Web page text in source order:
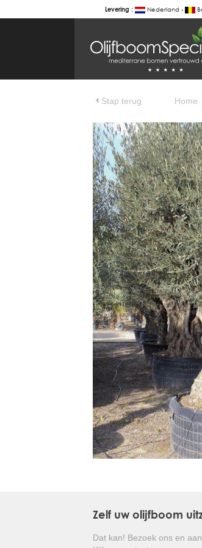
Levering : Nederland -
BOTANICALGROUP
WERKGEBIEDEN &
OLIJFBOOMSPECIALIST.NL
OLIJFBOOMSPECIALIST.BE
DRZEWAOLIWNE.PL
OLIVETREESPECIALIST.COM
Bomen
BOMEN.NL
GROENBLIJVENDEBOMEN.NL
GROENBLIJVENDEBOMEN.BE
PALMBOMENSPECIALIST.NL
IMMERGRUENEBAEUME.DE
Botanicalgroup
BOTANICALGROUP.EU
BOTANICALGROUP.DE
BOTANICALGROUP.BE
Treesafe
VORSTBESCHERMINGVOORBOMEN.NL
WINTERSCHUTZFUERBAEUME.DE
FROSTPROTECTIONFORTREES.CO.UK
Terracotta
TERRACOTTA.NL
TERRACOTTA.BE
TERRAKOTTA.DE
Olijfboom Regional
Stap terug Home
Zelf uw olijfboom
Dat kan! Bezoek ons en